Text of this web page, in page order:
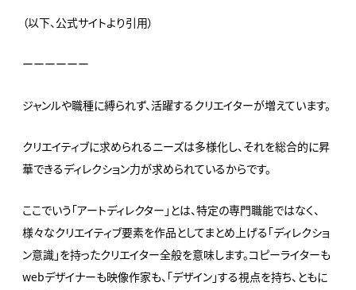
（以下、公式サイトより引用）
ーーーーーー
ジャンルや職種に縛られず、活躍するクリエイターが増えています。
クリエイティブに求められるニーズは多様化し、それを総合的に昇
華できるディレクション力が求められているからです。
ここでいう「アートディレクター」とは、特定の専門職能ではなく、
様々なクリエイティブ要素を作品としてまとめ上げる「ディレクショ
ン意識」を持ったクリエイター全般を意味します。コピーライターも
webデザイナーも映像作家も、「デザイン」する視点を持ち、ともに